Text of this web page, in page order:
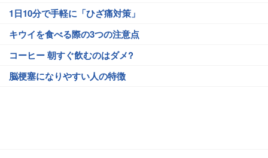
1日10分で手軽に「ひざ痛対策」
キウイを食べる際の3つの注意点
コーヒー 朝すぐ飲むのはダメ?
脳梗塞になりやすい人の特徴